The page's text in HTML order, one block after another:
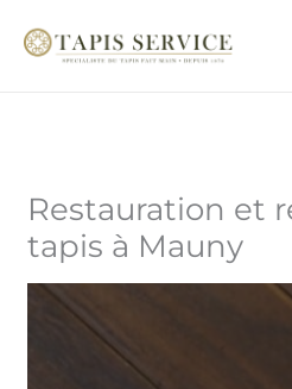
Restauration et
tapis à Mauny